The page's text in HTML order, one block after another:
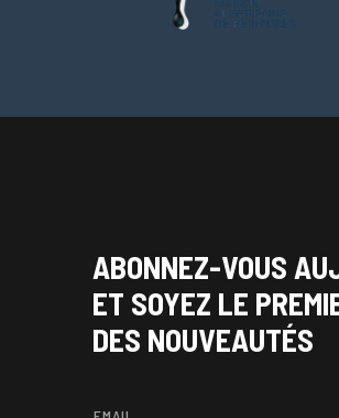
ABONNEZ-VOUS
ET SOYEZ LE
DES NOUVEAUTÉS